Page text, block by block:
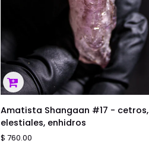
AGREGAR AL CARRITO
Amatista
Shangaan
#17
Amatista Shangaan #17 - cetros,
elestiales, enhidros
$ 760.00